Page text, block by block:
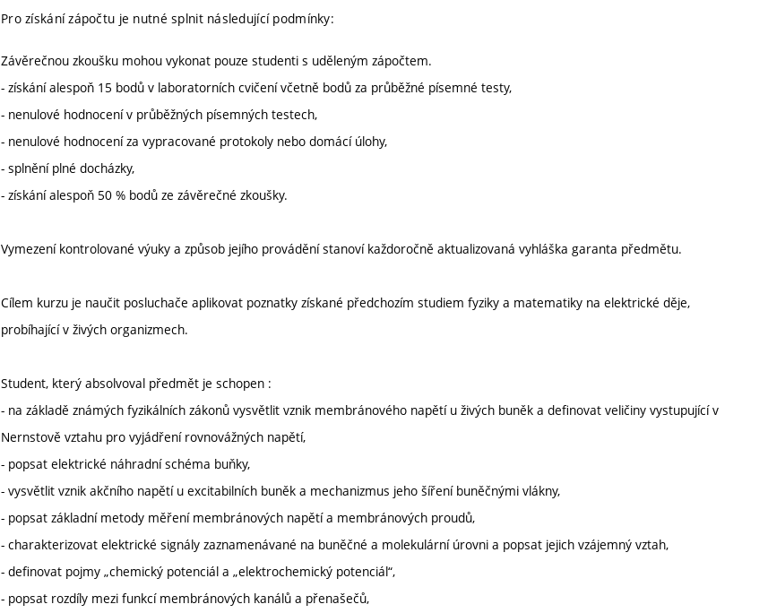
Pro získání zápočtu je nutné splnit následující podmínky:
Závěrečnou zkoušku mohou vykonat pouze studenti s uděleným zápočtem.
- získání alespoň 15 bodů v laboratorních cvičení včetně bodů za průběžné písemné testy,
- nenulové hodnocení v průběžných písemných testech,
- nenulové hodnocení za vypracované protokoly nebo domácí úlohy,
- splnění plné docházky,
- získání alespoň 50 % bodů ze závěrečné zkoušky.
Vymezení kontrolované výuky a způsob jejího provádění stanoví každoročně aktualizovaná vyhláška garanta předmětu.
Cílem kurzu je naučit posluchače aplikovat poznatky získané předchozím studiem fyziky a matematiky na elektrické děje,
probíhající v živých organizmech.
Student, který absolvoval předmět je schopen :
- na základě známých fyzikálních zákonů vysvětlit vznik membránového napětí u živých buněk a definovat veličiny vystupující v
Nernstově vztahu pro vyjádření rovnovážných napětí,
- popsat elektrické náhradní schéma buňky,
- vysvětlit vznik akčního napětí u excitabilních buněk a mechanizmus jeho šíření buněčnými vlákny,
- popsat základní metody měření membránových napětí a membránových proudů,
- charakterizovat elektrické signály zaznamenávané na buněčné a molekulární úrovni a popsat jejich vzájemný vztah,
- definovat pojmy „chemický potenciál a „elektrochemický potenciál“,
- popsat rozdíly mezi funkcí membránových kanálů a přenašečů,